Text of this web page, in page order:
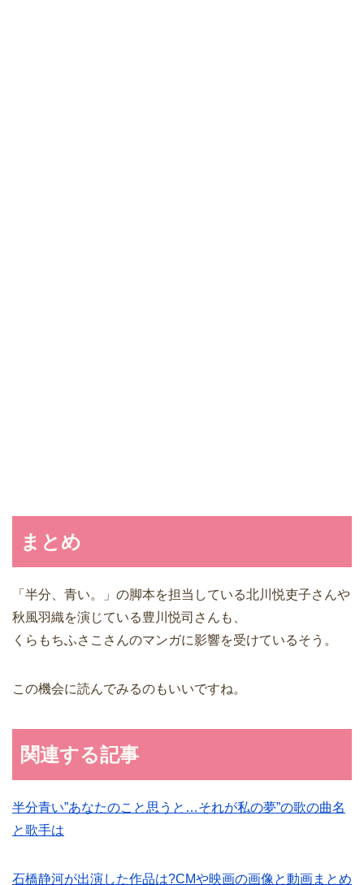
まとめ
「半分、青い。」の脚本を担当している北川悦吏子さんや
秋風羽織を演じている豊川悦司さんも、
くらもちふさこさんのマンガに影響を受けているそう。
この機会に読んでみるのもいいですね。
関連する記事
半分青い”あなたのこと思うと…それが私の夢”の歌の曲名
と歌手は
石橋静河が出演した作品は?CMや映画の画像と動画まとめ